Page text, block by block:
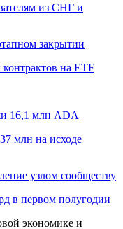
из СНГ и
закрытии
на ETF
16,1 млн ADA
млн на исходе
узлом сообществу
в первом полугодии
экономике и